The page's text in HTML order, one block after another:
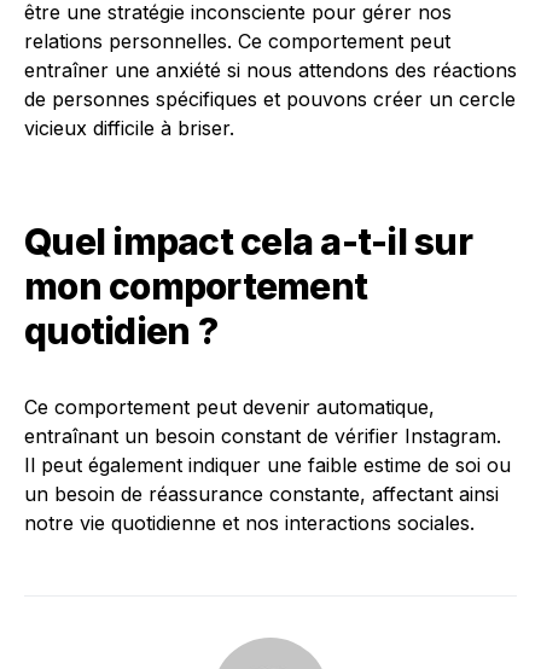
être une stratégie inconsciente pour gérer nos
relations personnelles. Ce comportement peut
entraîner une anxiété si nous attendons des réactions
de personnes spécifiques et pouvons créer un cercle
vicieux difficile à briser.
Quel impact cela a-t-il sur
mon comportement
quotidien ?
Ce comportement peut devenir automatique,
entraînant un besoin constant de vérifier Instagram.
Il peut également indiquer une faible estime de soi ou
un besoin de réassurance constante, affectant ainsi
notre vie quotidienne et nos interactions sociales.